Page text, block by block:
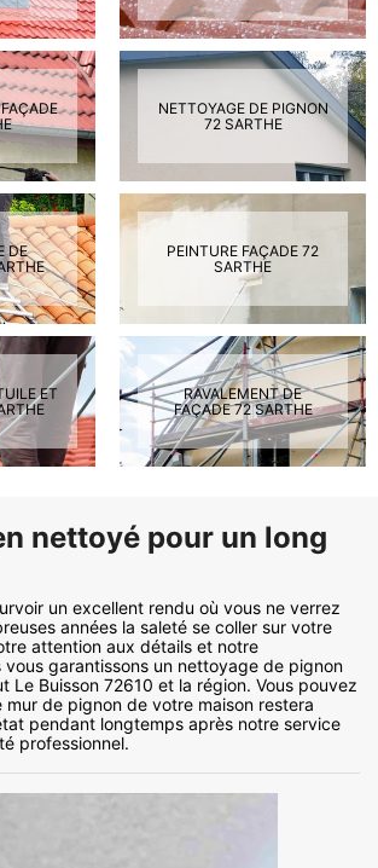
NETTOYAGE DE PIGNON
72 SARTHE
DE
PEINTURE FAÇADE 72
SARTHE
ET
RAVALEMENT DE
FAÇADE 72 SARTHE
nettoyé pour un long
un excellent rendu où vous ne verrez
années la saleté se coller sur votre
attention aux détails et notre
garantissons un nettoyage de pignon
Le Buisson 72610 et la région. Vous pouvez
mur de pignon de votre maison restera
pendant longtemps après notre service
professionnel.